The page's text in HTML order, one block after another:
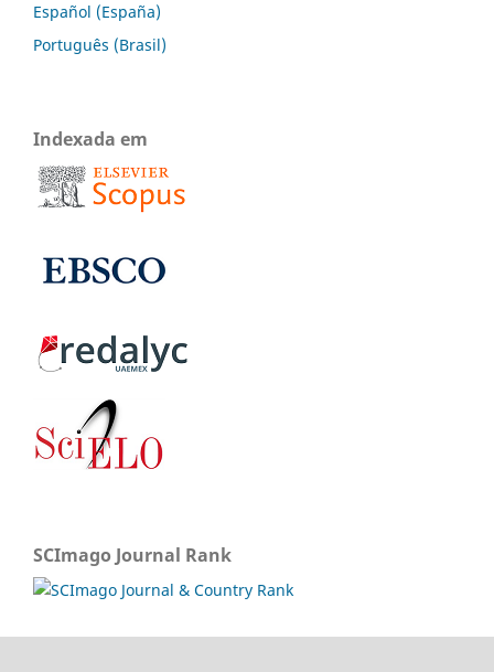
Español (España)
Português (Brasil)
Indexada em
SCImago Journal Rank